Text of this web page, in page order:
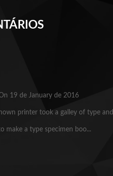
19 de January de 2016
printer took a galley of type and
make a type specimen boo...